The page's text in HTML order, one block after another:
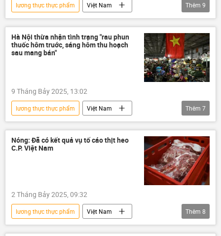
lương thực thực phẩm
Việt Nam
Tác giả
Quan điểm-Ý kiến
lúa gạo
nông nghiệp
lương thực
Kinh doanh
Thế giới
gạo
Thêm 9
Hà Nội thừa nhận tình trạng "rau phun
thuốc hôm truớc, sáng hôm thu hoạch
sau mang bán"
9 Tháng Bảy 2025, 13:02
lương thực thực phẩm
Việt Nam
thông tin
thực phẩm
an toàn thực phẩm
sản phẩm thực vật
Hà Nội
Thêm 7
Nóng: Đã có kết quả vụ tố cáo thịt heo
C.P. Việt Nam
2 Tháng Bảy 2025, 09:32
lương thực thực phẩm
Việt Nam
thông tin
thực phẩm
Thêm 8